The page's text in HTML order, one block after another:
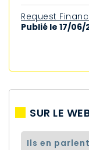
Request
Publié le 17/06/
SUR LE
ils en